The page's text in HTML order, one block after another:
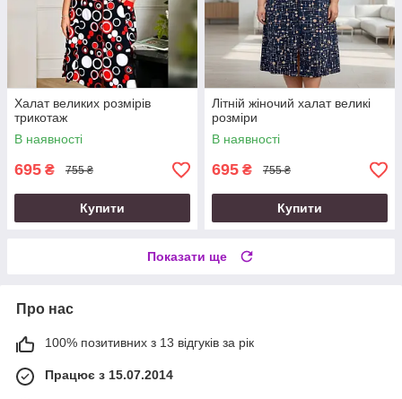
Халат великих розмірів
трикотаж
В наявності
695 ₴ 755 ₴
Купити
Літній жіночий халат великі
розміри
В наявності
695 ₴ 755 ₴
Купити
Показати ще
Про нас
100% позитивних з 13 відгуків за рік
Працює з 15.07.2014